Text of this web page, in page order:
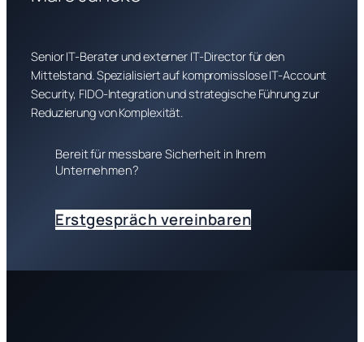
Senior IT-Berater und externer IT-Director für den
Mittelstand. Spezialisiert auf kompromisslose IT-Account
Security, FIDO-Integration und strategische Führung zur
Reduzierung von Komplexität.
Bereit für messbare Sicherheit in Ihrem
Unternehmen?
Erstgespräch vereinbaren